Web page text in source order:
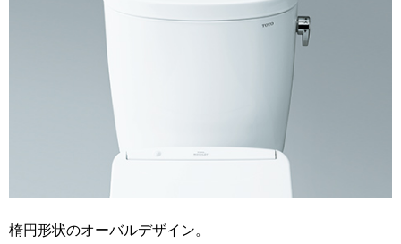
楕円形状のオーバルデザイン。